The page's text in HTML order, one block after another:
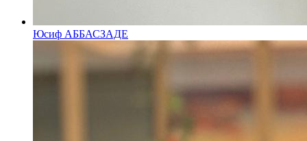
Юсиф АББАСЗАДЕ